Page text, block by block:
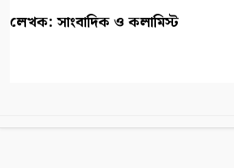
লেখক: সাংবাদিক ও কলামিস্ট